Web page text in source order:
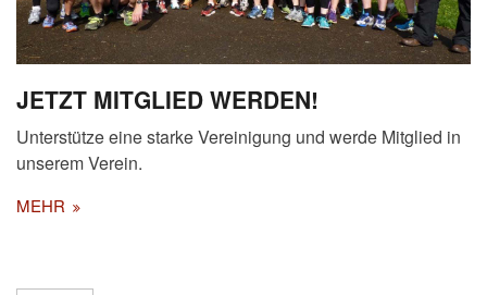
JETZT MITGLIED WERDEN!
Unterstütze eine starke Vereinigung und werde Mitglied in
unserem Verein.
MEHR